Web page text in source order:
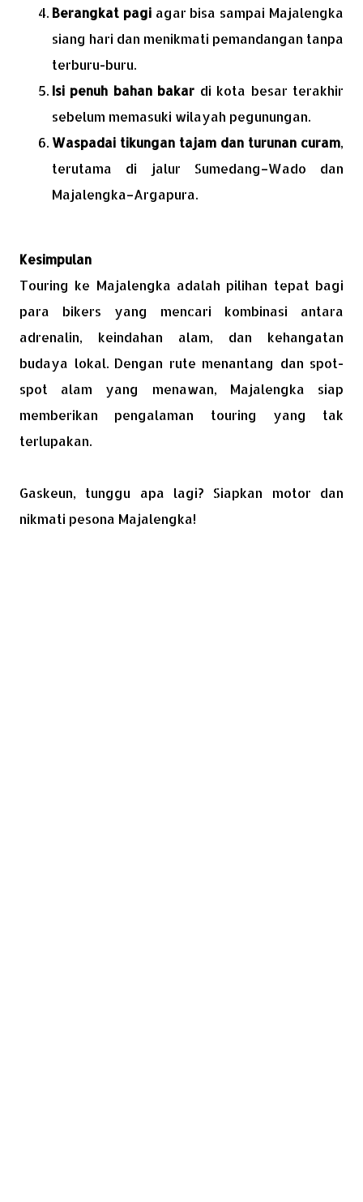
Berangkat pagiagar bisa sampai Majalengka
siang hari dan menikmati pemandangan tanpa
terburu-buru.
Isi penuh bahan bakar di kota besar terakhir
sebelum memasuki wilayah pegunungan.
Waspadai tikungan tajam dan turunan curam,
terutama di jalur Sumedang–Wado dan
Majalengka–Argapura.
Kesimpulan
Touring ke Majalengka adalah pilihan tepat bagi
para bikers yang mencari kombinasi antara
adrenalin, keindahan alam, dan kehangatan
budaya lokal. Dengan rute menantang dan spot-
spot alam yang menawan, Majalengka siap
memberikan pengalaman touring yang tak
terlupakan.
Gaskeun, tunggu apa lagi? Siapkan motor dan
nikmati pesona Majalengka!